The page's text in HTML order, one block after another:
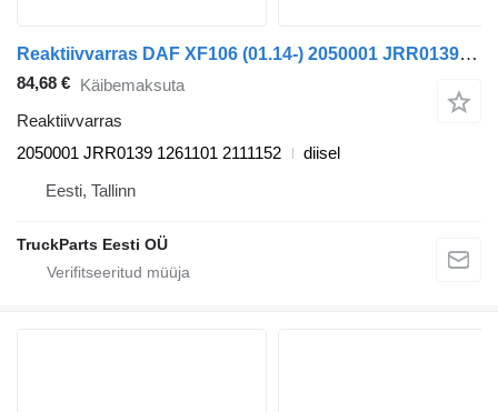
Reaktiivvarras DAF XF106 (01.14-) 2050001 JRR0139 tüübi jaoks sadulveoki DAF XF106 (2014-)
84,68 € Käibemaksuta
Reaktiivvarras
2050001 JRR0139 1261101 2111152
diisel
Eesti, Tallinn
TruckParts Eesti OÜ